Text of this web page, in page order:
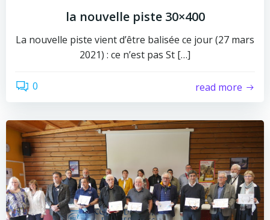
la nouvelle piste 30×400
La nouvelle piste vient d’être balisée ce jour (27 mars
2021) : ce n’est pas St […]
0 read more